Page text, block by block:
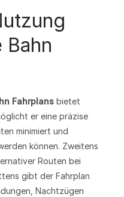
Fahrplans bietet
er eine präzise
minimiert und
können. Zweitens
Routen bei
gibt der Fahrplan
Nachtzügen